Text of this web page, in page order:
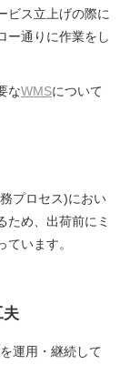
ビス立上げの際に
ー通りに作業をし
なWMSについて
プロセス)におい
ため、出荷前にミ
います。
夫
運用・継続して